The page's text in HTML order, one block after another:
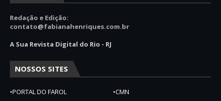
Redação e Edição:
contato@fabianahenriques.com.br
A Sua Revista Digital do Rio - RJ
NOSSOS SITES
•PORTAL DO FAROL •CMN